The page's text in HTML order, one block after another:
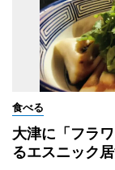
食べる
大津に「フラ
るエスニック